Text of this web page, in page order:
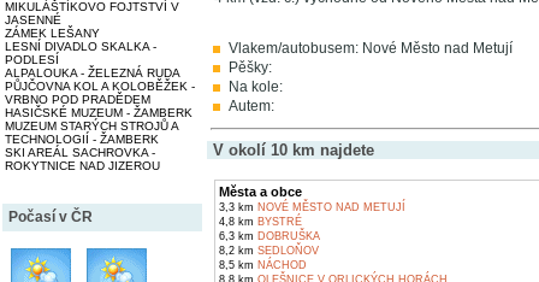
MIKULÁŠTÍKOVO FOJTSTVÍ V
JASENNÉ
ZÁMEK LEŠANY
LESNÍ DIVADLO SKALKA -
PODLESÍ
ALPALOUKA - ŽELEZNÁ RUDA
PŮJČOVNA KOL A KOLOBĚŽEK -
VRBNO POD PRADĚDEM
HASIČSKÉ MUZEUM - ŽAMBERK
MUZEUM STARÝCH STROJŮ A
TECHNOLOGIÍ - ŽAMBERK
SKI AREÁL SACHROVKA -
ROKYTNICE NAD JIZEROU
Počasí v ČR
Vlakem/autobusem: Nové Město nad Metují
Pěšky:
Na kole:
Autem:
V okolí 10 km najdete
Města a obce
3,3 km NOVÉ MĚSTO NAD METUJÍ
4,8 km BYSTRÉ
6,3 km DOBRUŠKA
8,2 km SEDLOŇOV
8,5 km NÁCHOD
8,8 km OLEŠNICE V ORLICKÝCH HORÁCH